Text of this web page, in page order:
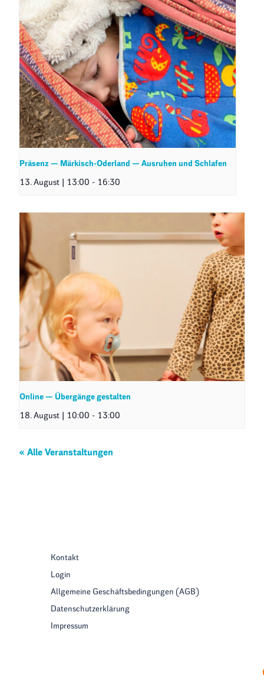
Präsenz — Märkisch-Oderland — Ausruhen und Schlafen
13. August | 13:00 - 16:30
Online — Übergänge gestalten
18. August | 10:00 - 13:00
« Alle Veranstaltungen
Kontakt
Login
Allgemeine Geschäftsbedingungen (AGB)
Datenschutzerklärung
Impressum